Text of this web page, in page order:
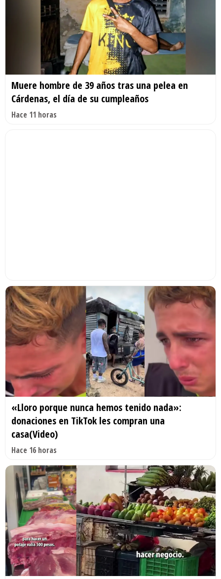
Muere hombre de 39 años tras una pelea en
Cárdenas, el día de su cumpleaños
Hace 11 horas
«Lloro porque nunca hemos tenido nada»:
donaciones en TikTok les compran una
casa(Video)
Hace 16 horas